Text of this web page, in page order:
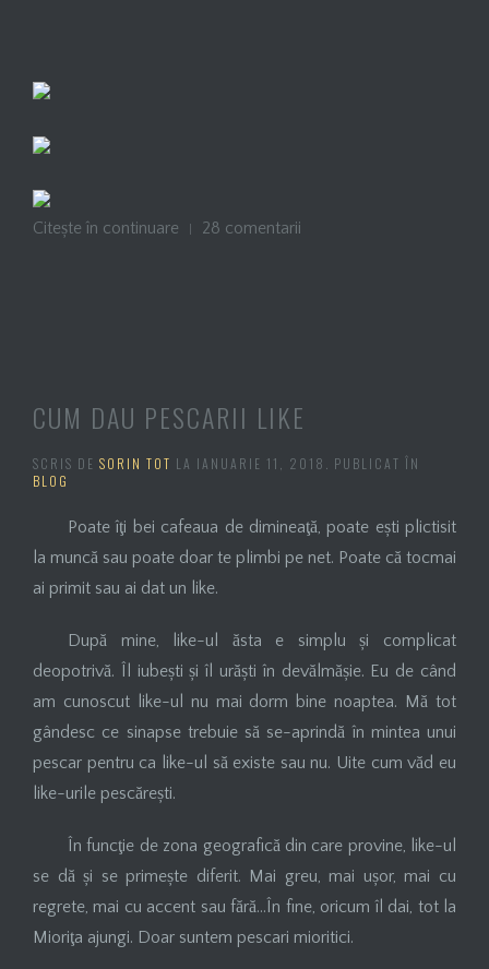
Citește în continuare 28 comentarii
CUM DAU PESCARII LIKE
SCRIS DE SORIN TOT LA IANUARIE 11, 2018
. PUBLICAT ÎN
BLOG
Poate îţi bei cafeaua de dimineaţă, poate ești plictisit
la muncă sau poate doar te plimbi pe net. Poate că tocmai
ai primit sau ai dat un like.
După mine, like-ul ăsta e simplu și complicat
deopotrivă. Îl iubești și îl urăști în devălmășie. Eu de când
am cunoscut like-ul nu mai dorm bine noaptea. Mă tot
gândesc ce sinapse trebuie să se-aprindă în mintea unui
pescar pentru ca like-ul să existe sau nu. Uite cum văd eu
like-urile pescărești.
În funcţie de zona geografică din care provine, like-ul
se dă și se primește diferit. Mai greu, mai ușor, mai cu
regrete, mai cu accent sau fără…În fine, oricum îl dai, tot la
Mioriţa ajungi. Doar suntem pescari mioritici.